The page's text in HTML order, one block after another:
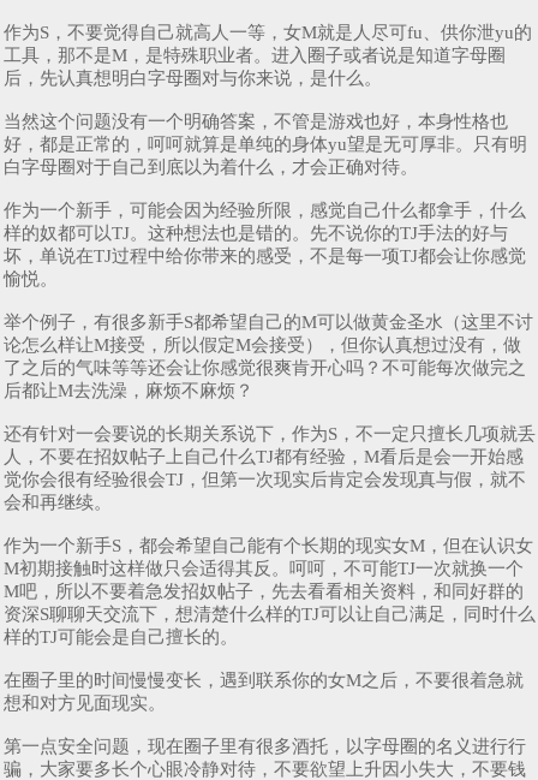
作为S，不要觉得自己就高人一等，女M就是人尽可fu、供你泄yu的
工具，那不是M，是特殊职业者。进入圈子或者说是知道字母圈
后，先认真想明白字母圈对与你来说，是什么。
当然这个问题没有一个明确答案，不管是游戏也好，本身性格也
好，都是正常的，呵呵就算是单纯的身体yu望是无可厚非。只有明
白字母圈对于自己到底以为着什么，才会正确对待。
作为一个新手，可能会因为经验所限，感觉自己什么都拿手，什么
样的奴都可以TJ。这种想法也是错的。先不说你的TJ手法的好与
坏，单说在TJ过程中给你带来的感受，不是每一项TJ都会让你感觉
愉悦。
举个例子，有很多新手S都希望自己的M可以做黄金圣水（这里不讨
论怎么样让M接受，所以假定M会接受），但你认真想过没有，做
了之后的气味等等还会让你感觉很爽肯开心吗？不可能每次做完之
后都让M去洗澡，麻烦不麻烦？
还有针对一会要说的长期关系说下，作为S，不一定只擅长几项就丢
人，不要在招奴帖子上自己什么TJ都有经验，M看后是会一开始感
觉你会很有经验很会TJ，但第一次现实后肯定会发现真与假，就不
会和再继续。
作为一个新手S，都会希望自己能有个长期的现实女M，但在认识女
M初期接触时这样做只会适得其反。呵呵，不可能TJ一次就换一个
M吧，所以不要着急发招奴帖子，先去看看相关资料，和同好群的
资深S聊聊天交流下，想清楚什么样的TJ可以让自己满足，同时什么
样的TJ可能会是自己擅长的。
在圈子里的时间慢慢变长，遇到联系你的女M之后，不要很着急就
想和对方见面现实。
第一点安全问题，现在圈子里有很多酒托，以字母圈的名义进行行
骗，大家要多长个心眼冷静对待，不要欲望上升因小失大，不要钱